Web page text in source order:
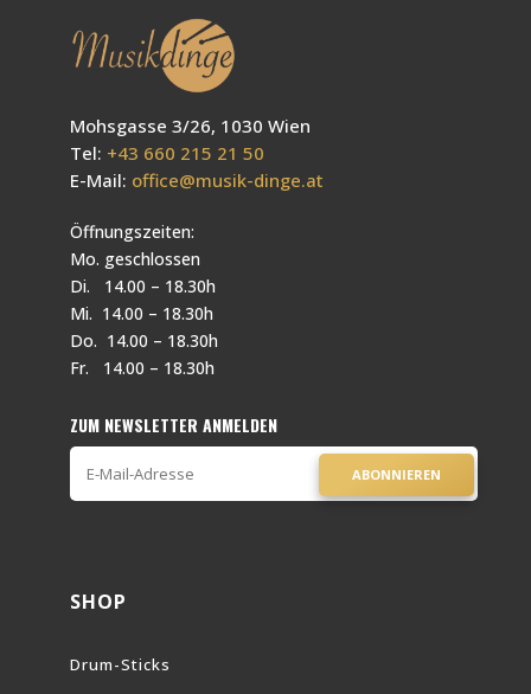
Mohsgasse 3/26, 1030 Wien
Tel: +43 660 215 21 50
E-Mail: office@musik-dinge.at
Öffnungszeiten:
Mo. geschlossen
Di. 14.00 – 18.30h
Mi. 14.00 – 18.30h
Do. 14.00 – 18.30h
Fr. 14.00 – 18.30h
ZUM NEWSLETTER ANMELDEN
ABONNIEREN
SHOP
Drum-Sticks